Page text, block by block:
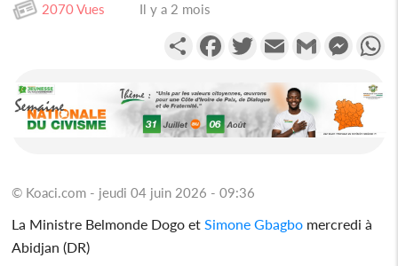
2070 Vues Il y a 2 mois
PartagerFacebookTwitterEmail Gmail
© Koaci.com - jeudi 04 juin 2026 - 09:36
La Ministre Belmonde Dogo etSimone Gbagbo mercredi à
Abidjan (DR)